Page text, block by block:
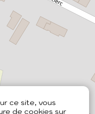
ce site, vous
de cookies sur